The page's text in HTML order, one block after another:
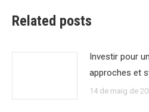
Related posts
Investir pour
approches et
14 de maig de